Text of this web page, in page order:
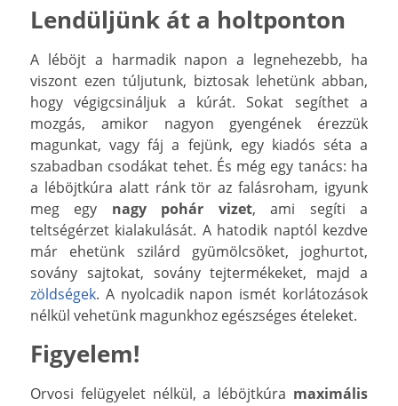
Lendüljünk át a holtponton
A léböjt a harmadik napon a legnehezebb, ha
viszont ezen túljutunk, biztosak lehetünk abban,
hogy végigcsináljuk a kúrát. Sokat segíthet a
mozgás, amikor nagyon gyengének érezzük
magunkat, vagy fáj a fejünk, egy kiadós séta a
szabadban csodákat tehet. És még egy tanács: ha
a léböjtkúra alatt ránk tör az falásroham, igyunk
meg egy nagy pohár vizet, ami segíti a
teltségérzet kialakulását. A hatodik naptól kezdve
már ehetünk szilárd gyümölcsöket, joghurtot,
sovány sajtokat, sovány tejtermékeket, majd a
zöldségek. A nyolcadik napon ismét korlátozások
nélkül vehetünk magunkhoz egészséges ételeket.
Figyelem!
Orvosi felügyelet nélkül, a léböjtkúra maximális